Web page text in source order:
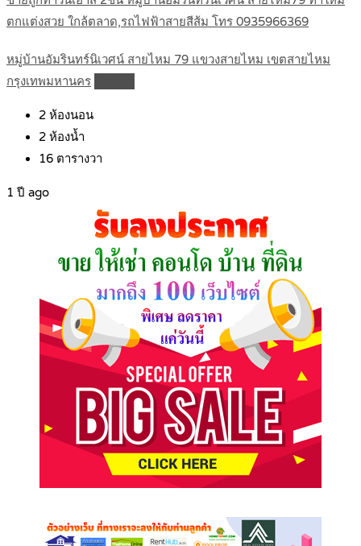
ตกแต่งสวย ใกล้ตลาด,รถไฟฟ้าสายสีส้ม โทร 0935966369
หมู่บ้านอัมรินทร์นิเวศน์ สายไหม 79 แขวงสายไหม เขตสายไหม
กรุงเทพมหานคร
2 ห้องนอน
2 ห้องน้ำ
16 ตารางวา
1 ปี ago